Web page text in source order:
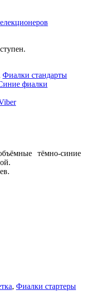
Фиалки стандарты
фиалки
тёмно-синие
, Фиалки стартеры